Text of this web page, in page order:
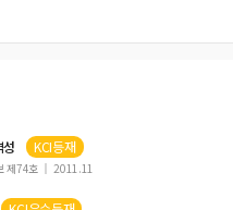
성 KCI등재
제74호 2011.11